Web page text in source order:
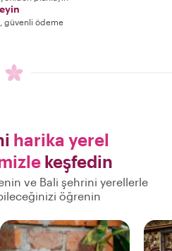
güvenli ödeme
harika yerel
keşfedin
ve Bali şehrini yerellerle
öğrenin